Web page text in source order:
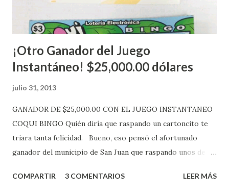
Mientras, que l...
¡Otro Ganador del Juego
Instantáneo! $25,000.00 dólares
julio 31, 2013
GANADOR DE $25,000.00 CON EL JUEGO INSTANTANEO
COQUI BINGO Quién diría que raspando un cartoncito te
triara tanta felicidad. Bueno, eso pensó el afortunado
ganador del municipio de San Juan que raspando unos de
obtuvo un premio de $25,000,00 dólares. Este es el anuncio
COMPARTIR 3 COMENTARIOS LEER MÁS